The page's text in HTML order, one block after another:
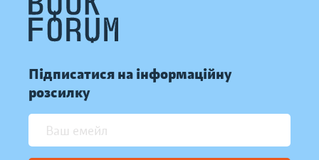
Підписатися на інформаційну
розсилку